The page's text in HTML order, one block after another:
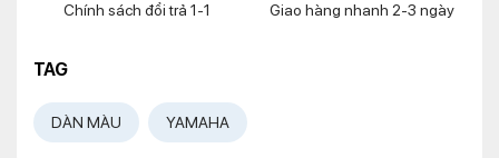
Chính sách đổi trả 1-1 Giao hàng nhanh 2-3 ngày
TAG
DÀN MÀU YAMAHA